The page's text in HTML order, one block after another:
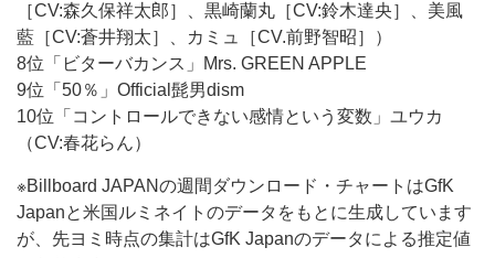
［CV:森久保祥太郎］、黒崎蘭丸［CV:鈴木達央］、美風
藍［CV:蒼井翔太］、カミュ［CV.前野智昭］）
8位「ビターバカンス」Mrs. GREEN APPLE
9位「50％」Official髭男dism
10位「コントロールできない感情という変数」ユウカ
（CV:春花らん）
※Billboard JAPANの週間ダウンロード・チャートはGfK
Japanと米国ルミネイトのデータをもとに生成しています
が、先ヨミ時点の集計はGfK Japanのデータによる推定値